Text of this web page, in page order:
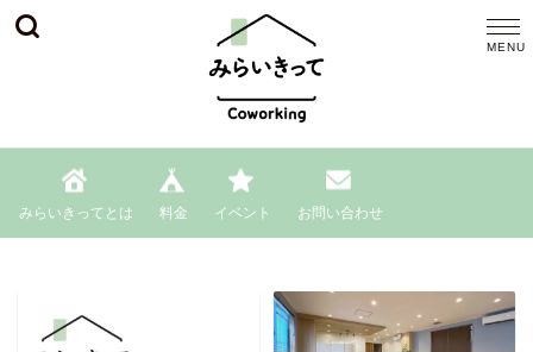
みらいきってとは 料金 イベント お問い合わせ